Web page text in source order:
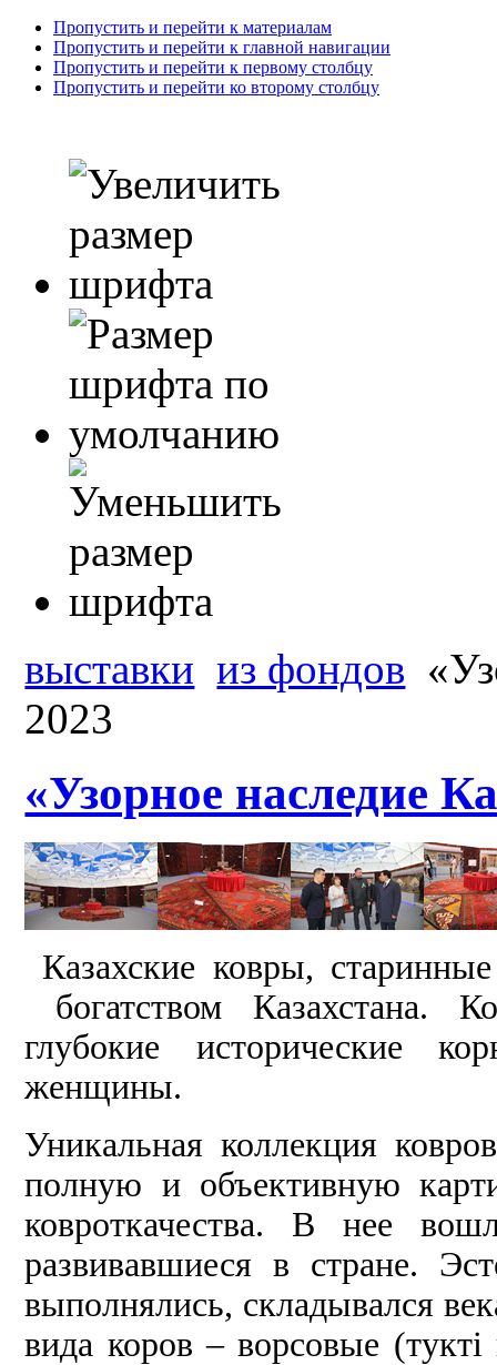
Пропустить и перейти к материалам
Пропустить и перейти к главной навигации
Пропустить и перейти к первому столбцу
Пропустить и перейти ко второму столбцу
выставки из фондов
2023
«Узорное наследие
Казахские ковры,
богатством Казахстана.
глубокие исторические
женщины.
Уникальная коллекция
полную и объективную
ковроткачества. В нее
развивавшиеся в стране.
выполнялись, складывался
вида коров – ворсовые